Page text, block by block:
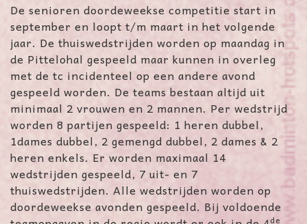
De senioren doordeweekse competitie start in
september en loopt t/m maart in het volgende
jaar. De thuiswedstrijden worden op maandag in
de Pittelohal gespeeld maar kunnen in overleg
met de tc incidenteel op een andere avond
gespeeld worden. De teams bestaan altijd uit
minimaal 2 vrouwen en 2 mannen. Per wedstrijd
worden 8 partijen gespeeld: 1 heren dubbel,
1dames dubbel, 2 gemengd dubbel, 2 dames & 2
heren enkels. Er worden maximaal 14
wedstrijden gespeeld, 7 uit- en 7
thuiswedstrijden. Alle wedstrijden worden op
doordeweekse avonden gespeeld. Bij voldoende
de